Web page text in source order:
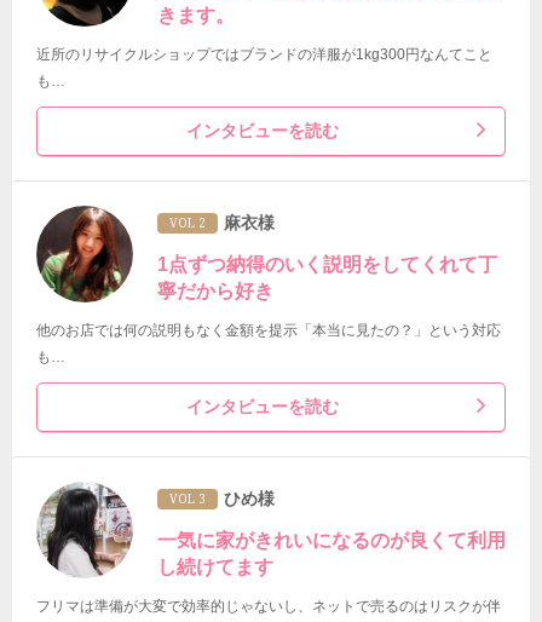
きます。
近所のリサイクルショップではブランドの洋服が1kg300円なんてこと
も…
インタビューを読む
VOL 2 麻衣様
1点ずつ納得のいく説明をしてくれて丁
寧だから好き
他のお店では何の説明もなく金額を提示「本当に見たの？」という対応
も…
インタビューを読む
VOL 3 ひめ様
一気に家がきれいになるのが良くて利用
し続けてます
フリマは準備が大変で効率的じゃないし、ネットで売るのはリスクが伴